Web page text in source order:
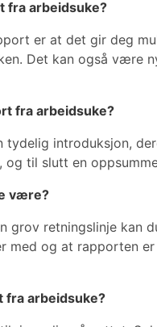
fra arbeidsuke?
er at det gir deg
Det kan også være
fra arbeidsuke?
tydelig introduksjon,
til slutt en
være?
grov retningslinje kan
med og at rapporten
fra arbeidsuke?